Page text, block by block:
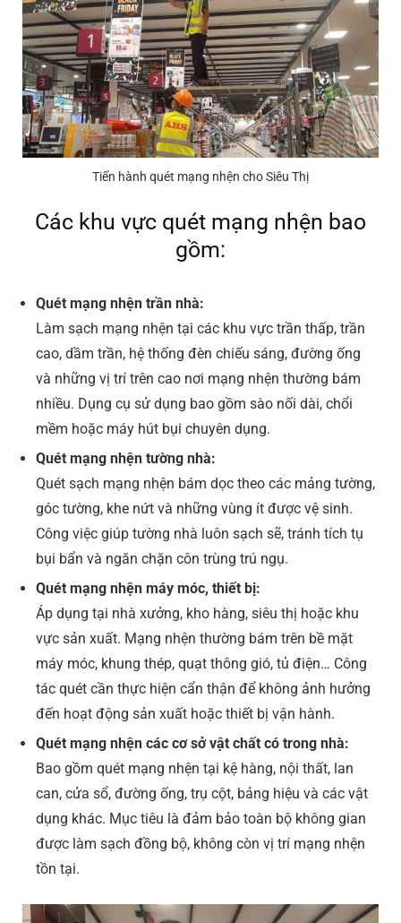
Tiến hành quét mạng nhện cho Siêu Thị
Các khu vực quét mạng nhện bao
gồm:
Quét mạng nhện trần nhà:
Làm sạch mạng nhện tại các khu vực trần thấp, trần
cao, dầm trần, hệ thống đèn chiếu sáng, đường ống
và những vị trí trên cao nơi mạng nhện thường bám
nhiều. Dụng cụ sử dụng bao gồm sào nối dài, chổi
mềm hoặc máy hút bụi chuyên dụng.
Quét mạng nhện tường nhà:
Quét sạch mạng nhện bám dọc theo các mảng tường,
góc tường, khe nứt và những vùng ít được vệ sinh.
Công việc giúp tường nhà luôn sạch sẽ, tránh tích tụ
bụi bẩn và ngăn chặn côn trùng trú ngụ.
Quét mạng nhện máy móc, thiết bị:
Áp dụng tại nhà xưởng, kho hàng, siêu thị hoặc khu
vực sản xuất. Mạng nhện thường bám trên bề mặt
máy móc, khung thép, quạt thông gió, tủ điện… Công
tác quét cần thực hiện cẩn thận để không ảnh hưởng
đến hoạt động sản xuất hoặc thiết bị vận hành.
Quét mạng nhện các cơ sở vật chất có trong nhà:
Bao gồm quét mạng nhện tại kệ hàng, nội thất, lan
can, cửa sổ, đường ống, trụ cột, bảng hiệu và các vật
dụng khác. Mục tiêu là đảm bảo toàn bộ không gian
được làm sạch đồng bộ, không còn vị trí mạng nhện
tồn tại.